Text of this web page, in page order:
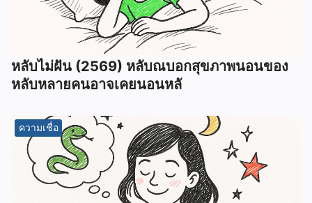
หลับไม่ฝัน (2569) หลับณบอกสุขภาพนอนของ
หลับหลายคนอาจเคยนอนหลั
ความเชื่อ